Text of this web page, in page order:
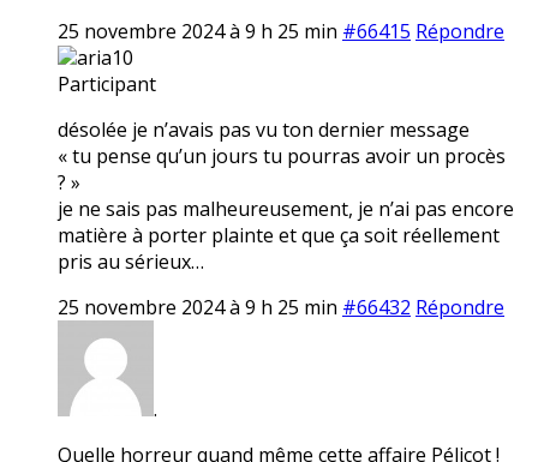
25 novembre 2024 à 9 h 25 min #66415 Répondre
aria10
Participant
désolée je n’avais pas vu ton dernier message
« tu pense qu’un jours tu pourras avoir un procès
? »
je ne sais pas malheureusement, je n’ai pas encore
matière à porter plainte et que ça soit réellement
pris au sérieux…
25 novembre 2024 à 9 h 25 min #66432 Répondre
.
Quelle horreur quand même cette affaire Pélicot !